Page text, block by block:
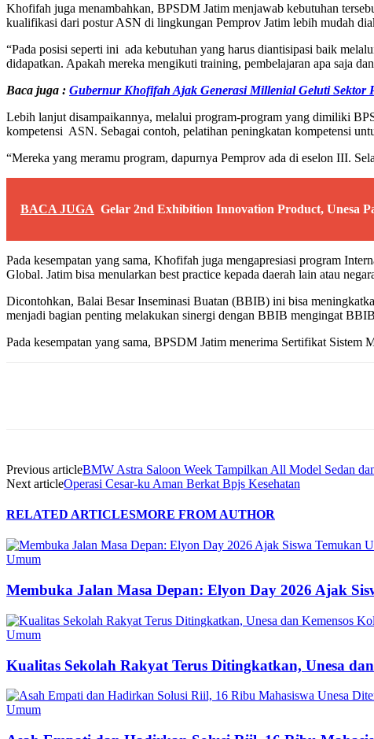
Khofifah juga menambahkan, BPSDM Jatim menjawab kebutuhan
kualifikasi dari postur ASN di lingkungan Pemprov Jatim lebih mudah
“Pada posisi seperti ini ada kebutuhan yang harus diantisipasi baik
didapatkan. Apakah mereka mengikuti training, pembelajaran apa saja
Baca juga : Gubernur Khofifah Ajak Generasi Millenial Geluti Sektor
Lebih lanjut disampaikannya, melalui program-program yang dimiliki
kompetensi ASN. Sebagai contoh, pelatihan peningkatan kompetensi
“Mereka yang meramu program, dapurnya Pemprov ada di eselon III.
BACA JUGA Gelar 2nd Exhibition Innovation Product, Unesa
Pada kesempatan yang sama, Khofifah juga mengapresiasi program
Global. Jatim bisa menularkan best practice kepada daerah lain atau
Dicontohkan, Balai Besar Inseminasi Buatan (BBIB) ini bisa
menjadi bagian penting melakukan sinergi dengan BBIB mengingat
Pada kesempatan yang sama, BPSDM Jatim menerima Sertifikat
Previous articleBMW Astra Saloon Week Tampilkan All Model Sedan
Next articleOperasi Cesar-ku Aman Berkat Bpjs Kesehatan
RELATED ARTICLESMORE FROM AUTHOR
Umum
Membuka Jalan Masa Depan: Elyon Day 2026 Ajak
Umum
Kualitas Sekolah Rakyat Terus Ditingkatkan, Unesa
Umum